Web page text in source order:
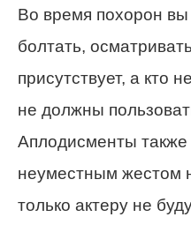
Во время похорон
болтать,
присутствует, а кто
не должны
Аплодисменты
неуместным жестом
только актеру не